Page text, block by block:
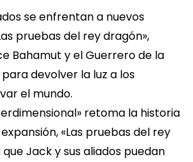
se enfrentan a nuevos
pruebas del rey dragón»,
Bahamut y el Guerrero de la
para devolver la luz a los
el mundo.
retoma la historia
«Las pruebas del rey
Jack y sus aliados puedan